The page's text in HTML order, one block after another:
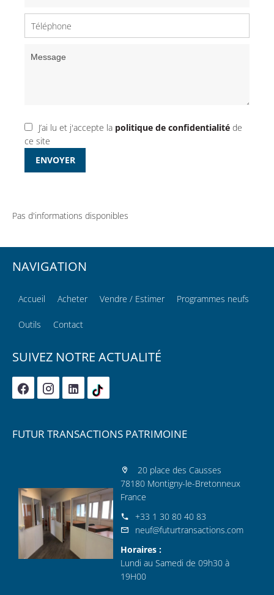
J’ai lu et j'accepte la politique de confidentialité de
ce site
ENVOYER
Pas d'informations disponibles
NAVIGATION
Accueil Acheter Vendre / Estimer Programmes neufs
Outils Contact
SUIVEZ NOTRE ACTUALITÉ
FUTUR TRANSACTIONS PATRIMOINE
20 place des Causses
78180 Montigny-le-Bretonneux
France
+33 1 30 80 40 83
neuf@futurtransactions.com
Horaires :
Lundi au Samedi de 09h30 à
19H00